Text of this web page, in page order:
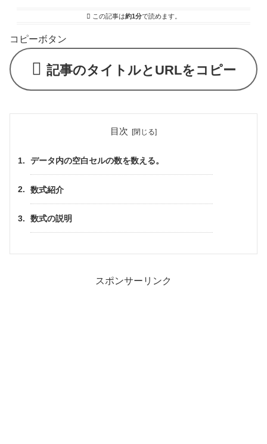
この記事は約1分で読めます。
コピーボタン
記事のタイトルとURLをコピー
目次
データ内の空白セルの数を数える。
数式紹介
数式の説明
スポンサーリンク